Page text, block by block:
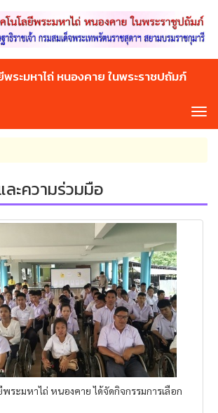
ระมหาไถ่ หนองคาย ในพระราชปถัมภ์
ะความร่วมมือ
พระมหาไถ่ หนองคาย ได้จัดกิจกรรมการเลือก